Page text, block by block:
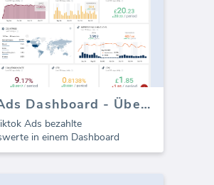
Tiktok Ads Dashboard - Übersicht
Ads bezahlte
in einem Dashboard